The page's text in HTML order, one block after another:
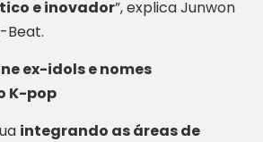
e inovador”, explica Junwon
Beat.
ex-idols e nomes
K-pop
integrando as áreas de